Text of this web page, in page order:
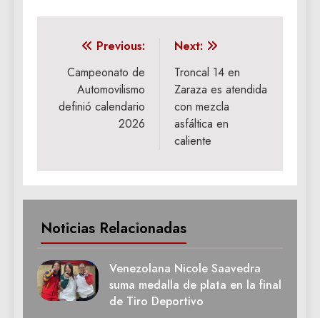
Navegación
de
entradas
Previous:
Campeonato de
Automovilismo
definió calendario
2026
Next:
Troncal 14 en
Zaraza es atendida
con mezcla
asfáltica en
caliente
Noticias Relacionadas
Venezolana Nicole Saavedra
suma medalla de plata en la final
de Tiro Deportivo